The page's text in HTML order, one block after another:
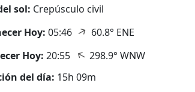
sol: Crepúsculo civil
Hoy: 05:46 ↑ 60.8° ENE
Hoy: 20:55 ↑298.9° WNW
del día: 15h 09m